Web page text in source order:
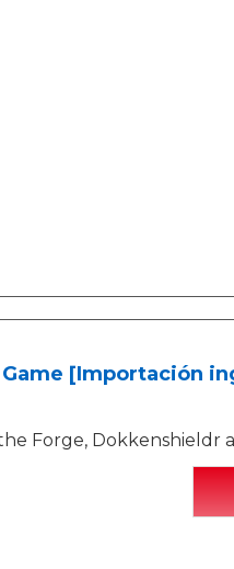
[Importación
Forge, Dokkenshieldr